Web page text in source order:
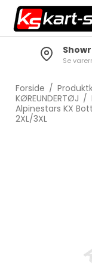
Se
Forside /
KØREUNDERTØJ /
Alpinestars KX
2XL/3XL